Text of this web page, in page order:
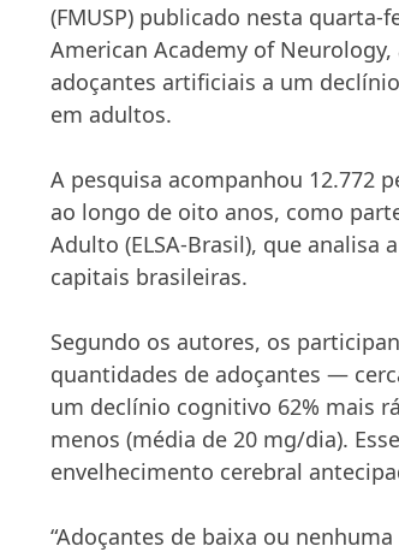
(FMUSP) publicado nesta quarta-
American Academy of
adoçantes artificiais a um
em adultos.
A pesquisa acompanhou 12.772
ao longo de oito anos, como
Adulto (ELSA-Brasil), que analisa
capitais brasileiras.
Segundo os autores, os
quantidades de adoçantes —
um declínio cognitivo 62% mais
menos (média de 20 mg/dia).
envelhecimento cerebral
“Adoçantes de baixa ou